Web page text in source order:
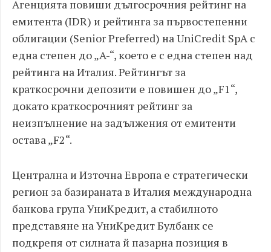
Агенцията повиши дългосрочния рейтинг на
емитента (IDR) и рейтинга за първостепенни
облигации (Senior Preferred) на UniCredit SpA с
една степен до „A-“, което е с една степен над
рейтинга на Италия. Рейтингът за
краткосрочни депозити е повишен до „F1“,
докато краткосрочният рейтинг за
неизпълнение на задължения от емитенти
остава „F2“.
Централна и Източна Европа е стратегически
регион за базираната в Италия международна
банкова група УниКредит, а стабилното
представяне на УниКредит Булбанк се
подкрепя от силната й пазарна позиция в